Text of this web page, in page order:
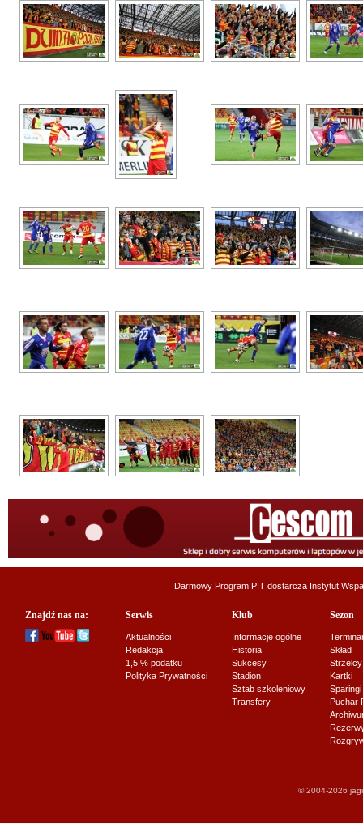
Darmowy Program PIT dostarcza Instytut
Znajdź nas na: Serwis
Aktualności
Redakcja
1,5 % podatku
Polityka Prywatności
Klub
Informacje ogólne
Historia
Sukcesy
Stadion
Sztab szkoleniowy
Transfery
Sezon
Skład
Strzelcy
Kartki
Sparingi
Puchar
© 2004-2026